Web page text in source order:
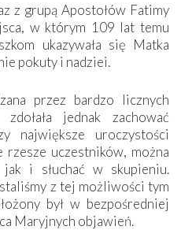
z grupą Apostołów Fatimy
w którym 109 lat temu
ukazywała się Matka
pokuty i nadziei.
przez bardzo licznych
jednak zachować
największe uroczystości
uczestników, można
i słuchać w skupieniu.
z tej możliwości tym
był w bezpośredniej
Maryjnych objawień.